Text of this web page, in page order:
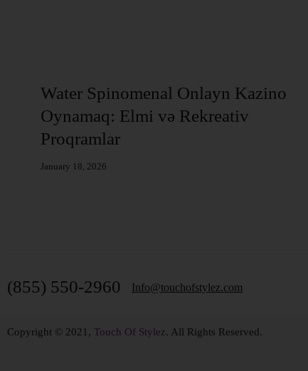
Water Spinomenal Onlayn Kazino
Oynamaq: Elmi və Rekreativ
Proqramlar
January 18, 2026
(855) 550-2960 Info@touchofstylez.com
Copyright © 2021, Touch Of Stylez. All Rights Reserved.